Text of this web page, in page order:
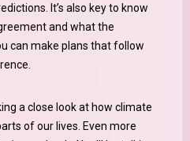
It’s also key to know
and what the
can make plans that follow
a close look at how climate
of our lives. Even more